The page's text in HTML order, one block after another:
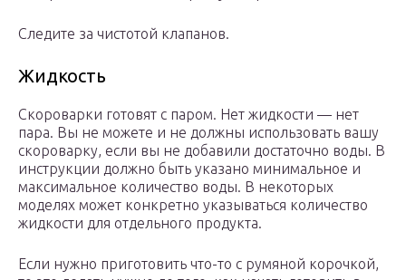
Следите за чистотой клапанов.
Жидкость
Скороварки готовят с паром. Нет жидкости — нет
пара. Вы не можете и не должны использовать вашу
скороварку, если вы не добавили достаточно воды. В
инструкции должно быть указано минимальное и
максимальное количество воды. В некоторых
моделях может конкретно указываться количество
жидкости для отдельного продукта.
Если нужно приготовить что-то с румяной корочкой,